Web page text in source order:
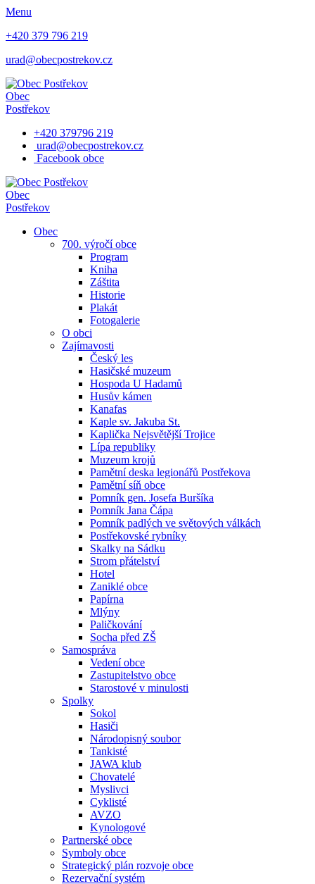
Menu
+420 379 796 219
urad@obecpostrekov.cz
Obec
Postřekov
+420 379796 219
urad@obecpostrekov.cz
Facebook​ obce
Obec
Postřekov
Obec
700. výročí obce
Program
Kniha
Záštita
Historie
Plakát
Fotogalerie
O obci
Zajímavosti
Český les
Hasičské muzeum
Hospoda U Hadamů
Husův kámen
Kanafas
Kaple sv. Jakuba St.
Kaplička Nejsvětější Trojice
Lípa republiky
Muzeum krojů
Pamětní deska legionářů Postřekova
Pamětní síň obce
Pomník gen. Josefa Buršíka
Pomník Jana Čápa
Pomník padlých ve světových válkách
Postřekovské rybníky
Skalky na Sádku
Strom přátelství
Hotel
Zaniklé obce
Papírna
Mlýny
Paličkování
Socha před ZŠ
Samospráva
Vedení obce
Zastupitelstvo obce
Starostové v minulosti
Spolky
Sokol
Hasiči
Národopisný soubor
Tankisté
JAWA klub
Chovatelé
Myslivci
Cyklisté
AVZO
Kynologové
Partnerské obce
Symboly obce
Strategický plán rozvoje obce
Rezervační systém